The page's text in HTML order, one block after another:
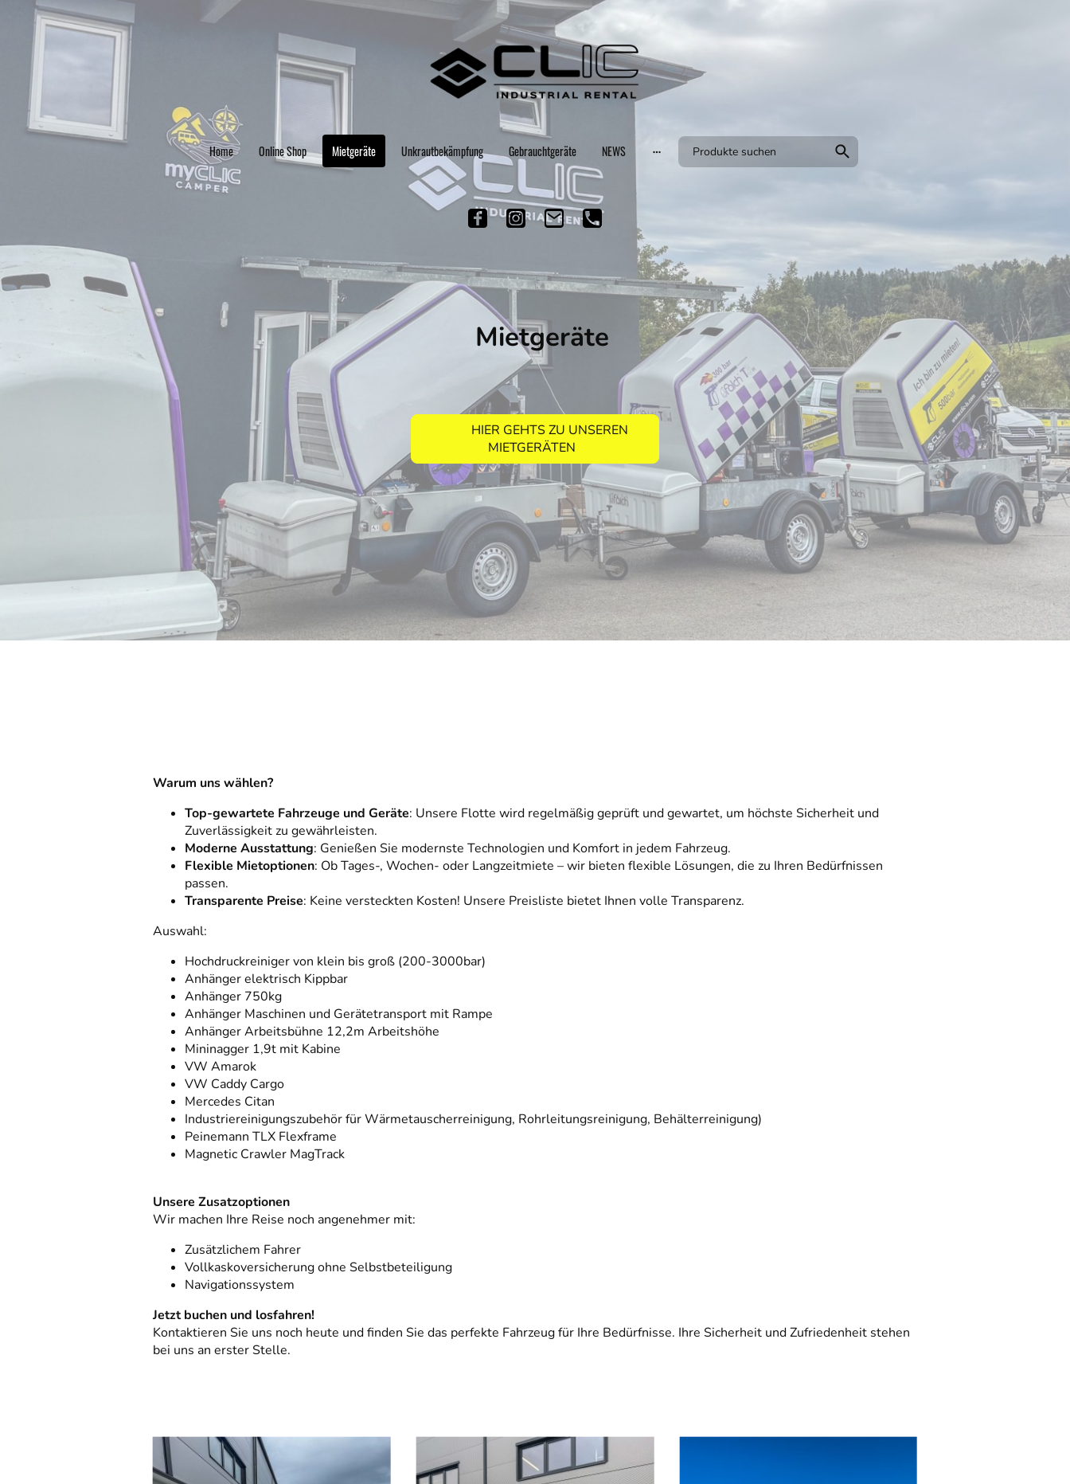
Home Online Shop Mietgeräte Unkrautbekämpfung Gebrauchtgeräte NEWS
Mietgeräte
HIER GEHTS ZU UNSEREN
MIETGERÄTEN
Warum uns wählen?
Top-gewartete Fahrzeuge und Geräte: Unsere Flotte wird regelmäßig geprüft und gewartet, um höchste Sicherheit und
Zuverlässigkeit zu gewährleisten.
Moderne Ausstattung: Genießen Sie modernste Technologien und Komfort in jedem Fahrzeug.
Flexible Mietoptionen: Ob Tages-, Wochen- oder Langzeitmiete – wir bieten flexible Lösungen, die zu Ihren Bedürfnissen
passen.
Transparente Preise: Keine versteckten Kosten! Unsere Preisliste bietet Ihnen volle Transparenz.
Auswahl:
Hochdruckreiniger von klein bis groß (200-3000bar)
Anhänger elektrisch Kippbar
Anhänger 750kg
Anhänger Maschinen und Gerätetransport mit Rampe
Anhänger Arbeitsbühne 12,2m Arbeitshöhe
Mininagger 1,9t mit Kabine
VW Amarok
VW Caddy Cargo
Mercedes Citan
Industriereinigungszubehör für Wärmetauscherreinigung, Rohrleitungsreinigung, Behälterreinigung)
Peinemann TLX Flexframe
Magnetic Crawler MagTrack
Unsere Zusatzoptionen
Wir machen Ihre Reise noch angenehmer mit:
Zusätzlichem Fahrer
Vollkaskoversicherung ohne Selbstbeteiligung
Navigationssystem
Jetzt buchen und losfahren!
Kontaktieren Sie uns noch heute und finden Sie das perfekte Fahrzeug für Ihre Bedürfnisse. Ihre Sicherheit und Zufriedenheit stehen
bei uns an erster Stelle.